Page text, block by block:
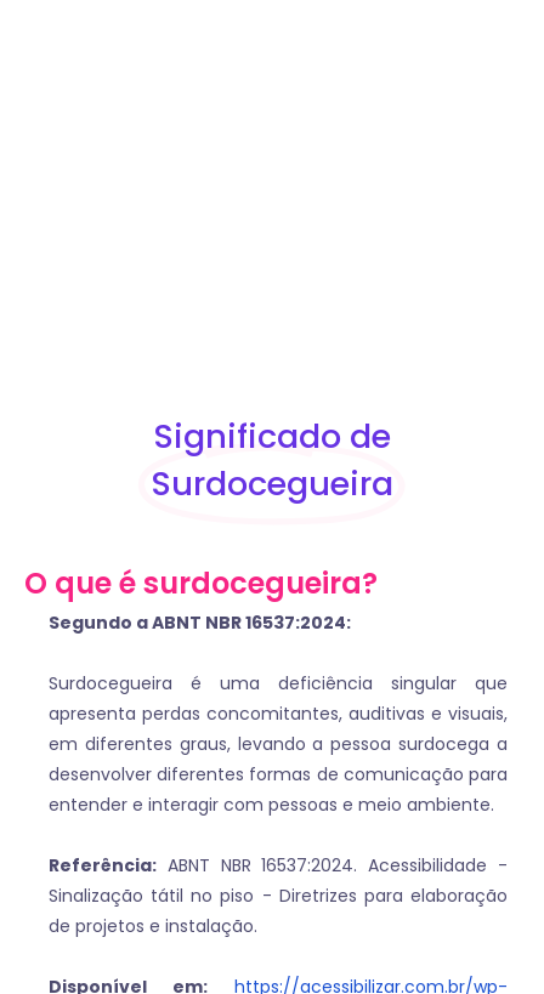
Significado de
Surdocegueira
O que é surdocegueira?
Segundo a ABNT NBR 16537:2024:
Surdocegueira é uma deficiência singular que
apresenta perdas concomitantes, auditivas e visuais,
em diferentes graus, levando a pessoa surdocega a
desenvolver diferentes formas de comunicação para
entender e interagir com pessoas e meio ambiente.
Referência: ABNT NBR 16537:2024. Acessibilidade -
Sinalização tátil no piso - Diretrizes para elaboração
de projetos e instalação.
Disponível em: https://acessibilizar.com.br/wp-